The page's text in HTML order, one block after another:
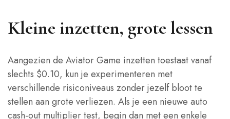
Kleine inzetten, grote lessen
Aangezien de Aviator Game inzetten toestaat vanaf
slechts $0.10, kun je experimenteren met
verschillende risiconiveaus zonder jezelf bloot te
stellen aan grote verliezen. Als je een nieuwe auto
cash‑out multiplier test, begin dan met een enkele